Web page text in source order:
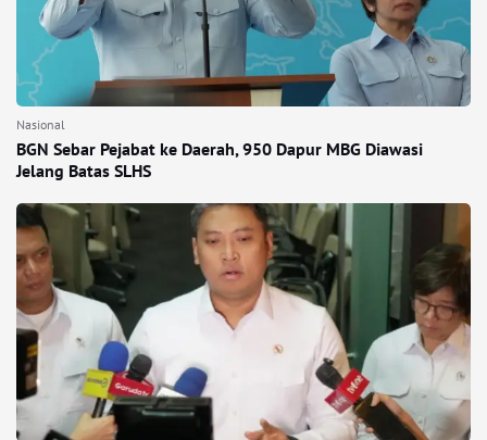
Nasional
BGN Sebar Pejabat ke Daerah, 950 Dapur MBG Diawasi
Jelang Batas SLHS